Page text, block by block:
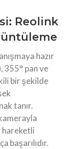
Reolink
hazır
, 355° pan ve
bir şekilde
tanır.
hareketli
başarılıdır.